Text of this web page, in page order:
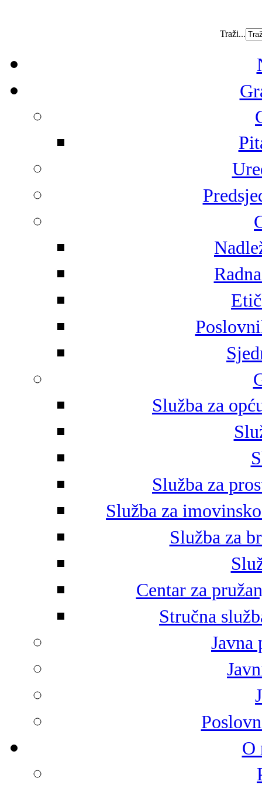
Traži...
Služba za
Služba za
Služba za
Služba za
Centar za
Stručna
Javna
O